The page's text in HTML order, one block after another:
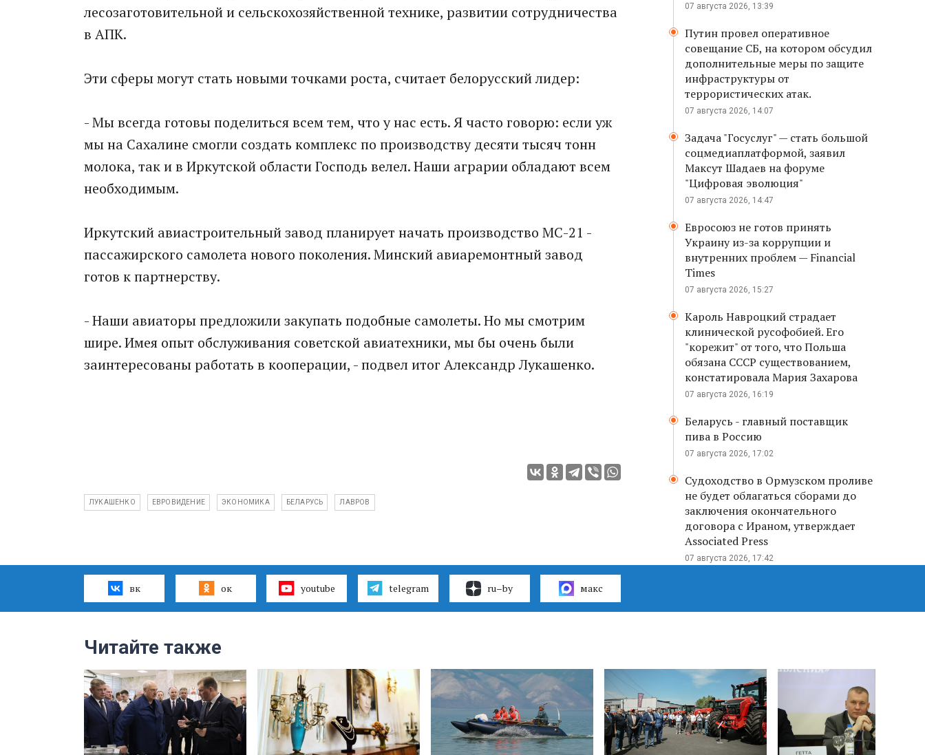
лесозаготовительной и сельскохозяйственной технике, развитии сотрудничества
в АПК.
Эти сферы могут стать новыми точками роста, считает белорусский лидер:
- Мы всегда готовы поделиться всем тем, что у нас есть. Я часто говорю: если уж
мы на Сахалине смогли создать комплекс по производству десяти тысяч тонн
молока, так и в Иркутской области Господь велел. Наши аграрии обладают всем
необходимым.
Иркутский авиастроительный завод планирует начать производство МС-21 -
пассажирского самолета нового поколения. Минский авиаремонтный завод
готов к партнерству.
- Наши авиаторы предложили закупать подобные самолеты. Но мы смотрим
шире. Имея опыт обслуживания советской авиатехники, мы бы очень были
заинтересованы работать в кооперации, - подвел итог Александр Лукашенко.
ЛУКАШЕНКО ЕВРОВИДЕНИЕ ЭКОНОМИКА БЕЛАРУСЬ ЛАВРОВ
07 августа 2026, 13:39
Путин провел оперативное
совещание СБ, на котором обсудил
дополнительные меры по защите
инфраструктуры от
террористических атак.
07 августа 2026, 14:07
Задача "Госуслуг" — стать большой
соцмедиаплатформой, заявил
Максут Шадаев на форуме
"Цифровая эволюция"
07 августа 2026, 14:47
Евросоюз не готов принять
Украину из-за коррупции и
внутренних проблем — Financial
Times
07 августа 2026, 15:27
Кароль Навроцкий страдает
клинической русофобией. Его
"корежит" от того, что Польша
обязана СССР существованием,
констатировала Мария Захарова
07 августа 2026, 16:19
Беларусь - главный поставщик
пива в Россию
07 августа 2026, 17:02
Судоходство в Ормузском проливе
не будет облагаться сборами до
заключения окончательного
договора с Ираном, утверждает
Associated Press
07 августа 2026, 17:42
вк ок youtube telegram ru–by макс
Читайте также